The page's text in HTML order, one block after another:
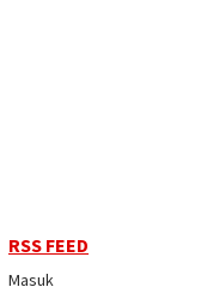
RSS FEED
Masuk